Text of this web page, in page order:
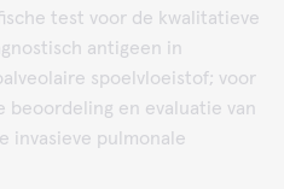
test voor de kwalitatieve
antigeen in
spoelvloeistof; voor
beoordeling en evaluatie van
invasieve pulmonale